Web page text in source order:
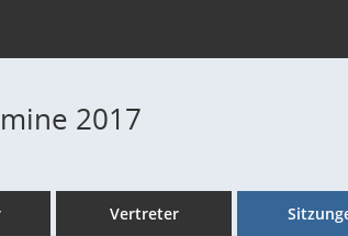
2017
Vertreter